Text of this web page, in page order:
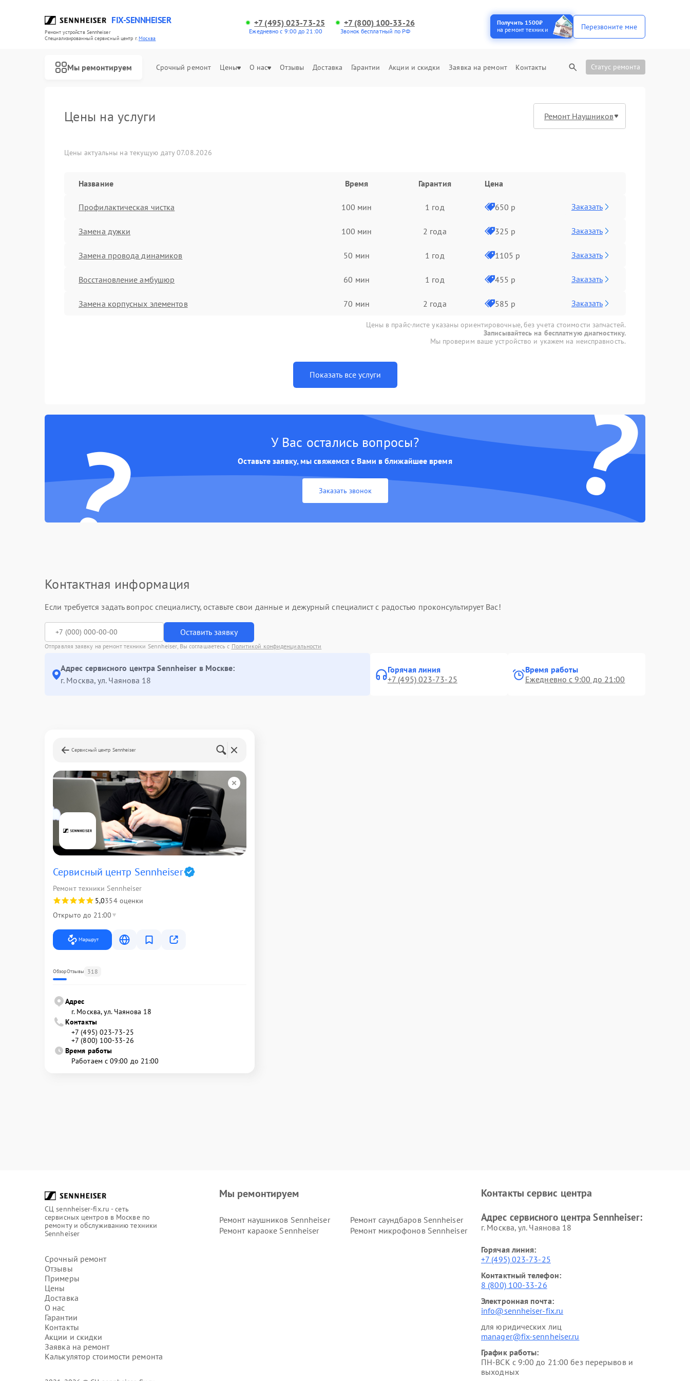
FIX-SENNHEISER
Ремонт устройств Sennheiser
Специализированный cервисный центр г.Москва
+7 (495) 023-73-25
Ежедневно с 9:00 до 21:00
+7 (800) 100-33-26
Звонок бесплатный по РФ
Получить 1500₽
на ремонт техники
Перезвоните мне
Мы ремонтируем Срочный ремонт Цены О нас Отзывы Доставка Гарантии Акции и скидки Заявка на ремонт Контакты Статус ремонта
Цены на услуги
Цены актуальны на текущую дату 07.08.2026
Название Время Гарантия Цена
Профилактическая чистка 100 мин 1 год 650 р Заказать
Замена дужки 100 мин 2 года 325 р Заказать
Замена провода динамиков 50 мин 1 год 1105 р Заказать
Восстановление амбушюр 60 мин 1 год 455 р Заказать
Замена корпусных элементов 70 мин 2 года 585 р Заказать
Цены в прайс-листе указаны ориентировочные, без учета стоимости запчастей.
Записывайтесь на бесплатную диагностику.
Мы проверим ваше устройство и укажем на неисправность.
Показать все услуги
? ?
У Вас остались вопросы?
Оставьте заявку, мы свяжемся с Вами в ближайшее время
Заказать звонок
Контактная информация
Если требуется задать вопрос специалисту, оставьте свои данные и дежурный специалист с радостью проконсультирует Вас!
Оставить заявку
Отправляя заявку на ремонт техники Sennheiser, Вы соглашаетесь с Политикой конфиденциальности
Адрес сервисного центра Sennheiser в Москве:
г. Москва, ул. Чаянова 18
Горячая линия
+7 (495) 023-73-25
Время работы
Ежедневно с 9:00 до 21:00
Сервисный центр Sennheiser
Сервисный центр Sennheiser
Ремонт техники Sennheiser
5,0354 оценки
Открыто до 21:00
Маршрут
ОбзорОтзывы 318
Адрес
г. Москва, ул. Чаянова 18
Контакты
+7 (495) 023-73-25
+7 (800) 100-33-26
Время работы
Работаем с 09:00 до 21:00
СЦ sennheiser-fix.ru - сеть
сервисных центров в Москве по
ремонту и обслуживанию техники
Sennheiser
Срочный ремонт
Отзывы
Примеры
Цены
Доставка
О нас
Гарантии
Контакты
Акции и скидки
Заявка на ремонт
Калькулятор стоимости ремонта
Мы ремонтируем
Ремонт наушников Sennheiser
Ремонт саундбаров Sennheiser
Ремонт караоке Sennheiser
Ремонт микрофонов Sennheiser
Контакты сервис центра
Адрес сервисного центра Sennheiser:
г. Москва, ул. Чаянова 18
Горячая линия:
+7 (495) 023-73-25
Контактный телефон:
8 (800) 100-33-26
Электронная почта:
info@sennheiser-fix.ru
для юридических лиц
manager@fix-sennheiser.ru
График работы:
ПН-ВСК с 9:00 до 21:00 без перерывов и
выходных